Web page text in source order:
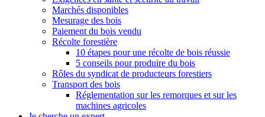
Marchés disponibles
Mesurage des bois
Paiement du bois vendu
Récolte forestière
10 étapes pour une récolte de bois réussie
5 conseils pour produire du bois
Rôles du syndicat de producteurs forestiers
Transport des bois
Réglementation sur les remorques et sur les
machines agricoles